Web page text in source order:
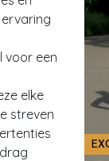
voor een
elke
streven